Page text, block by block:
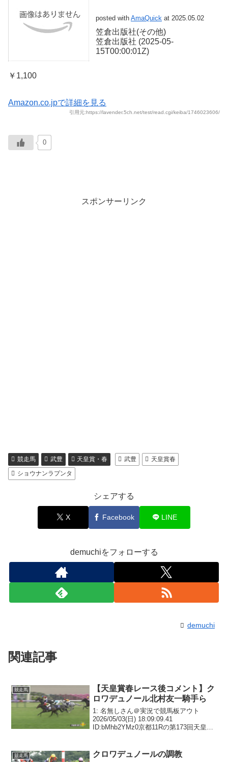
posted with AmaQuick at 2025.05.02
笠倉出版社(その他)
笠倉出版社 (2025-05-
15T00:00:01Z)
￥1,100
Amazon.co.jpで詳細を見る
引用元:https://lavender.5ch.net/test/read.cgi/keiba/1746023606/
0
スポンサーリンク
競走馬 武豊 天皇賞・春 武豊
天皇賞春
ショウナンラプンタ
シェアする
X Facebook LINE
demuchiをフォローする
demuchi
関連記事
競走馬
【天皇賞春レース後コメント】ク
ロワデュノール北村友一騎手ら
1: 名無しさん＠実況で競馬板アウト
2026/05/03(日) 18:09:09.41
ID:bMhb2YMz0京都11Rの第173回天皇賞
勝ちタイ...
競走馬 クロワデュノールの調教